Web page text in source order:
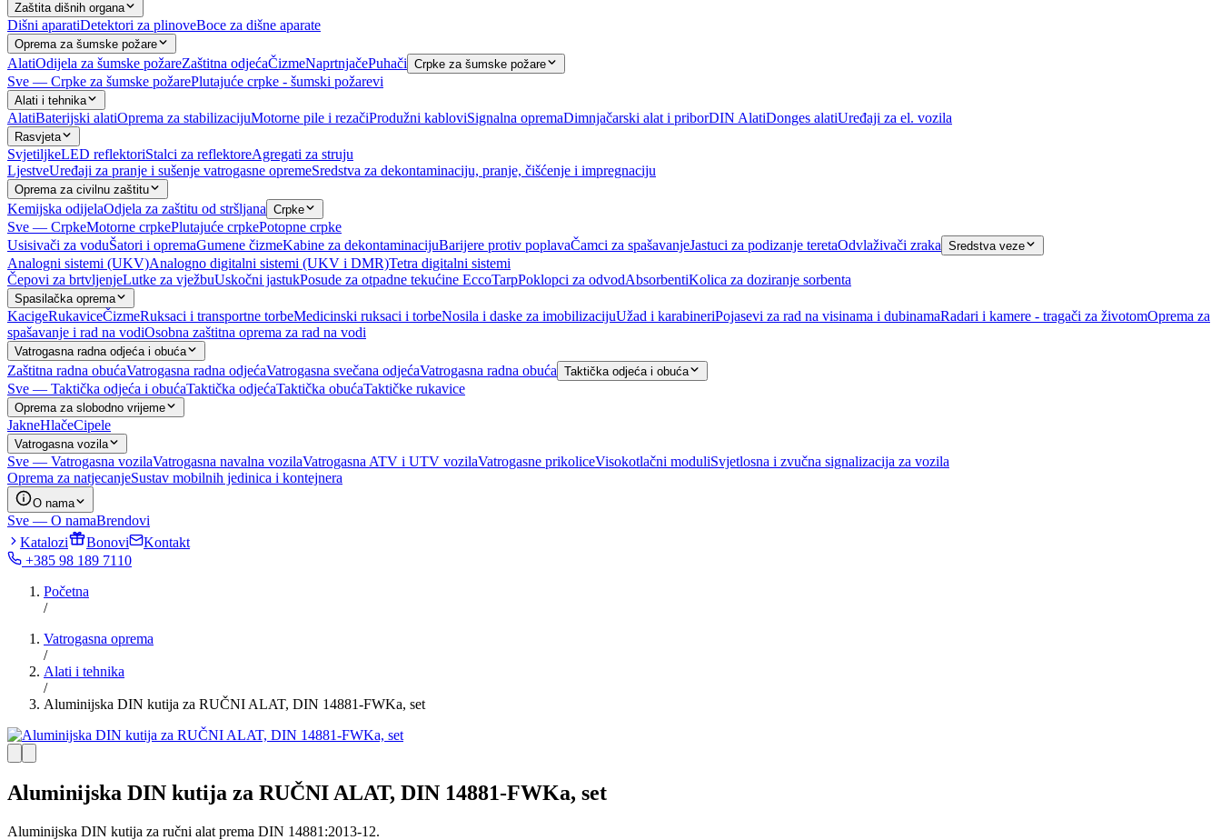
Zaštita dišnih organa
Dišni aparatiDetektori za plinoveBoce za dišne aparate
Oprema za šumske požare
AlatiOdijela za šumske požareZaštitna odjećaČizmeNaprtnjačePuhači Crpke za šumske požare
Sve — Crpke za šumske požarePlutajuće crpke - šumski požarevi
Alati i tehnika
AlatiBaterijski alatiOprema za stabilizacijuMotorne pile i rezačiProdužni kabloviSignalna opremaDimnjačarski alat i priborDIN AlatiDonges alatiUređaji za el. vozila
Rasvjeta
SvjetiljkeLED reflektoriStalci za reflektoreAgregati za struju
LjestveUređaji za pranje i sušenje vatrogasne opremeSredstva za dekontaminaciju, pranje, čišćenje i impregnaciju
Oprema za civilnu zaštitu
Kemijska odijelaOdjela za zaštitu od stršljana Crpke
Sve — CrpkeMotorne crpkePlutajuće crpkePotopne crpke
Usisivači za voduŠatori i opremaGumene čizmeKabine za dekontaminacijuBarijere protiv poplavaČamci za spašavanjeJastuci za podizanje teretaOdvlaživači zraka Sredstva veze
Analogni sistemi (UKV)Analogno digitalni sistemi (UKV i DMR)Tetra digitalni sistemi
Čepovi za brtvljenjeLutke za vježbuUskočni jastukPosude za otpadne tekućine EccoTarpPoklopci za odvodAbsorbentiKolica za doziranje sorbenta
Spasilačka oprema
KacigeRukaviceČizmeRuksaci i transportne torbeMedicinski ruksaci i torbeNosila i daske za imobilizacijuUžad i karabineriPojasevi za rad na visinama i dubinamaRadari i kamere - tragači za životomOprema za
spašavanje i rad na vodiOsobna zaštitna oprema za rad na vodi
Vatrogasna radna odjeća i obuća
Zaštitna radna obućaVatrogasna radna odjećaVatrogasna svečana odjećaVatrogasna radna obuća Taktička odjeća i obuća
Sve — Taktička odjeća i obućaTaktička odjećaTaktička obućaTaktičke rukavice
Oprema za slobodno vrijeme
JakneHlačeCipele
Vatrogasna vozila
Sve — Vatrogasna vozilaVatrogasna navalna vozilaVatrogasna ATV i UTV vozilaVatrogasne prikoliceVisokotlačni moduliSvjetlosna i zvučna signalizacija za vozila
Oprema za natjecanjeSustav mobilnih jedinica i kontejnera
O nama
Sve — O namaBrendovi
Katalozi
Bonovi
Kontakt
+385 98 189 7110
Početna
/
Vatrogasna oprema
/
Alati i tehnika
/
Aluminijska DIN kutija za RUČNI ALAT, DIN 14881-FWKa, set
Aluminijska DIN kutija za RUČNI ALAT, DIN 14881-FWKa, set
Aluminijska DIN kutija za ručni alat prema DIN 14881:2013-12.